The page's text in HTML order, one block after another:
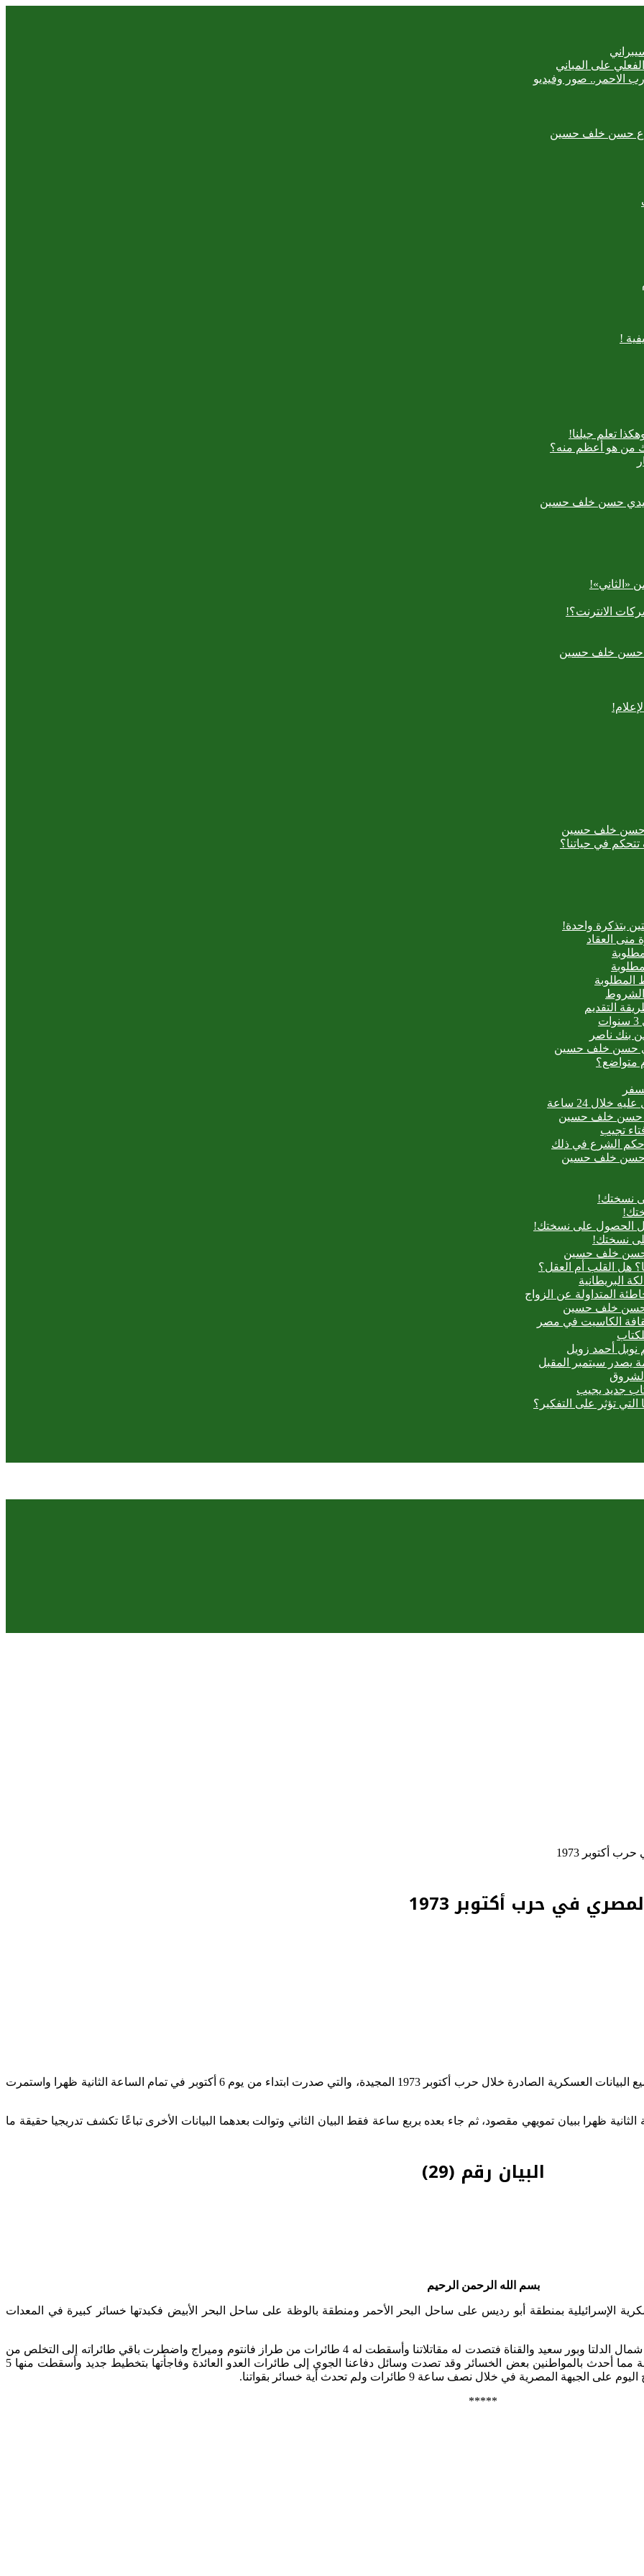
الاحمر.. صور وفيديو
حسن خلف حسين
!
تعلم جيلنا!
من هو أعظم منه؟
حسن خلف حسين
«الثاني»!
الانترنت؟!
حسن خلف حسين
حسن خلف حسين
في حياتنا؟
بتذكرة واحدة!
منى العقاد
المطلوبة
الشروط
بنك ناصر
حسن خلف حسين
متواضع؟
حسن خلف حسين
تجيب
حكم الشرع في ذلك
حسن خلف حسين
نسختك!
الحصول على نسختك!
نسختك!
حسن خلف حسين
هل القلب أم العقل؟
البريطانية
المتداولة عن الزواج
حسن خلف حسين
الكاسيت في مصر
نوبل أحمد زويل
يصدر سبتمبر المقبل
جديد يجيب
التي تؤثر على التفكير؟
احتفالًا بذكرى نصر أكتوبر المجيد، تنشر بوابة «الضحى»، تباعًا، نص جميع البيانات العسكرية الصادرة خلال حرب أكتوبر 1973 المجيدة، والتي صدرت ابتداء من يوم 6 أكتوبر في تمام الساعة الثانية ظهرا واستمرت
قد بدأت يوم 6 أكتوبر 1973 في تمام الساعة الثانية ظهرا ببيان تمويهي مقصود، ثم جاء بعده بربع ساعة فقط البيان الثاني وتوالت بعدهما البيانات الأخرى تباعًا تكشف تدريجيا حقيقة ما
البيان رقم (29)
بسم الله الرحمن الرحيم
الإسرائيلية بمنطقة أبو رديس على ساحل البحر الأحمر ومنطقة بالوظة على ساحل البحر الأبيض فكبدتها خسائر كبيرة في المعدات
ونتيجة لذلك حاول العدو صباح اليوم قصف بعض مطاراتنا في مناطق شمال الدلتا وبور سعيد والقناة فتصدت له مقاتلاتنا وأسقطت له 4 طائرات من طراز فانتوم وميراج واضطرت باقي طائراته إلى التخلص من
حمولتها من القنابل والفرار فسقط جزء منها على بعض القرى القريبة مما أحدث بالمواطنين بعض الخسائر وقد تصدت وسائل دفاعنا الجوي إلى طائرات العدو العائدة وفاجأتها بتخطيط جديد وأسقطت منها 5
في خلال نصف ساعة 9 طائرات ولم تحدث أية خسائر بقواتنا.
*****